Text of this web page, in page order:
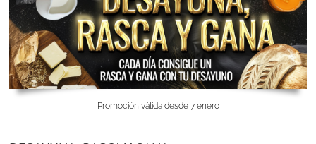
Promoción válida desde 7 enero